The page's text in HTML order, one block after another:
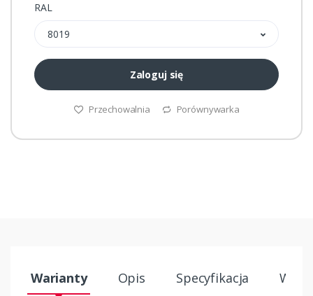
RAL
8019
Zaloguj się
Przechowalnia Porównywarka
Warianty Opis Specyfikacja